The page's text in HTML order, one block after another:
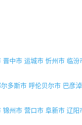
晋中市 运城市 忻州市 临汾
多斯市 呼伦贝尔市 巴彦
锦州市 营口市 阜新市 辽阳